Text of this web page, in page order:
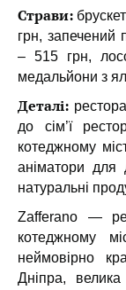
Страви:
грн, запечений
– 515 грн,
медальйони з
Деталі:
до сім’ї
котеджному
аніматори для
натуральні
Zafferano —
котеджному
неймовірно
Дніпра,